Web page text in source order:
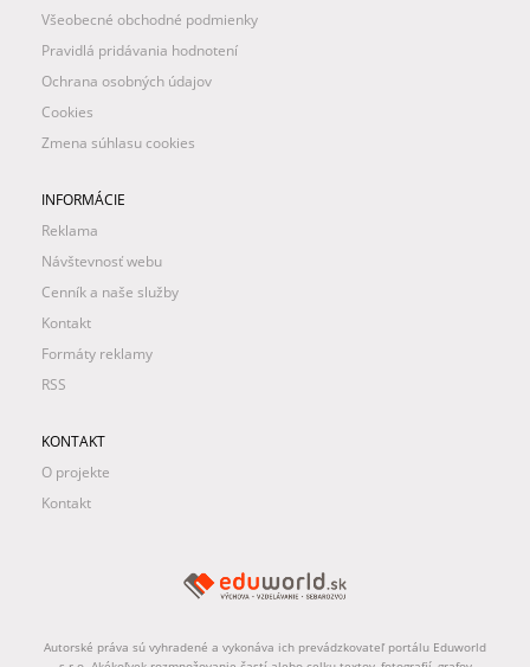
Všeobecné obchodné podmienky
Pravidlá pridávania hodnotení
Ochrana osobných údajov
Cookies
Zmena súhlasu cookies
INFORMÁCIE
Reklama
Návštevnosť webu
Cenník a naše služby
Kontakt
Formáty reklamy
RSS
KONTAKT
O projekte
Kontakt
Autorské práva sú vyhradené a vykonáva ich prevádzkovateľ portálu Eduworld